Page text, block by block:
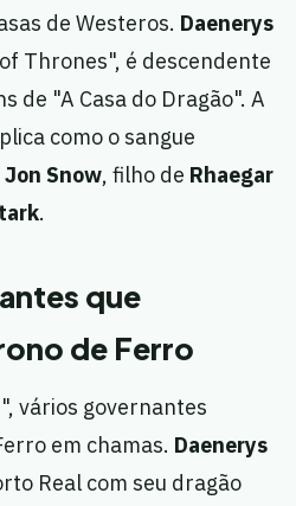
de Westeros. Daenerys
Thrones", é descendente
de "A Casa do Dragão". A
como o sangue
Jon Snow, filho de Rhaegar
.
que
de Ferro
vários governantes
em chamas. Daenerys
Real com seu dragão